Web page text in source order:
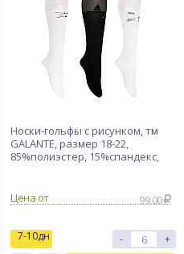
Носки-гольфы с рисунком, тм
GALANTE, размер 18-22,
85%полиэстер, 15%спандекс,
99.00
7-10дн - +